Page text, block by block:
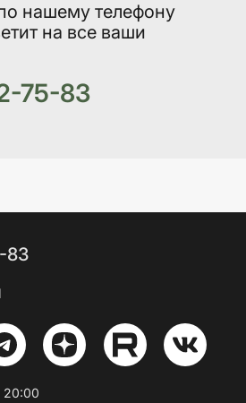
нашему телефону
на все ваши
75-83
83
20:00